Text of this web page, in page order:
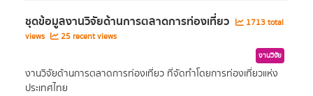
ชุดข้อมูลงานวิจัยด้านการตลาดการท่องเที่ยว
1713 total
views
25 recent views
งานวิจัย
งานวิจัยด้านการตลาดการท่องเที่ยว ที่จัดทำโดยการท่องเที่ยวแห่ง
ประเทศไทย